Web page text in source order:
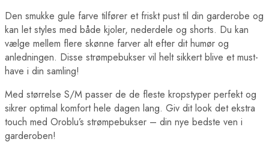
Den smukke gule farve tilfører et friskt pust til din garderobe og
kan let styles med både kjoler, nederdele og shorts. Du kan
vælge mellem flere skønne farver alt efter dit humør og
anledningen. Disse strømpebukser vil helt sikkert blive et must-
have i din samling!
Med størrelse S/M passer de de fleste kropstyper perfekt og
sikrer optimal komfort hele dagen lang. Giv dit look det ekstra
touch med Oroblu’s strømpebukser – din nye bedste ven i
garderoben!